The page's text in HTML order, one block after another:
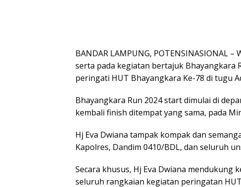
BANDAR LAMPUNG, POTENSINASIONAL
serta pada kegiatan bertajuk Bhayangkara
peringati HUT Bhayangkara Ke-78 di tugu
Bhayangkara Run 2024 start dimulai di
kembali finish ditempat yang sama, pada
Hj Eva Dwiana tampak kompak dan
Kapolres, Dandim 0410/BDL, dan seluruh
Secara khusus, Hj Eva Dwiana mendukung
seluruh rangkaian kegiatan peringatan